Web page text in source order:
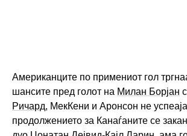
Американците по примениот гол
шансите пред голот на Милан Борјан
Ричард, МекКени и Аронсон не
продолжението за Канаѓаните се